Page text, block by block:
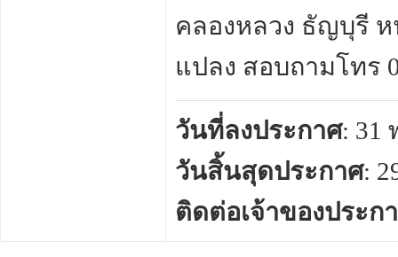
คลองหลวง ธัญบุรี
แปลง สอบถามโทร
วันที่ลงประกาศ: 31
วันสิ้นสุดประกาศ:
ติดต่อเจ้าของประก